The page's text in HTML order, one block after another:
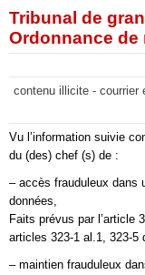
Tribunal de
Ordonnance de
contenu illicite - courrier
Vu l’information suivie
du (des) chef (s) de :
– accès frauduleux dans
données,
Faits prévus par l’article
articles 323-1 al.1, 323-5
– maintien frauduleux